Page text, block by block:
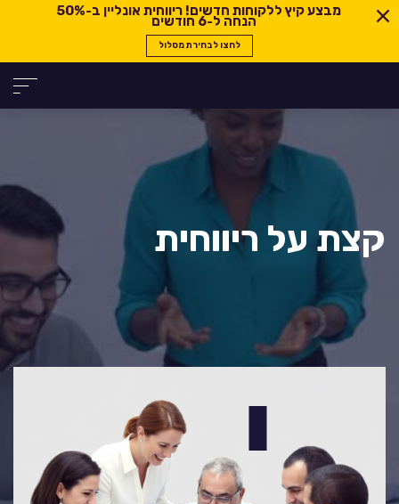
מבצע קיץ ללקוחות חדשים! ריווחית אונליין ב-50%
הנחה ל-6 חודשים
לחצו לבחירת מסלול
קצת על ריווחית